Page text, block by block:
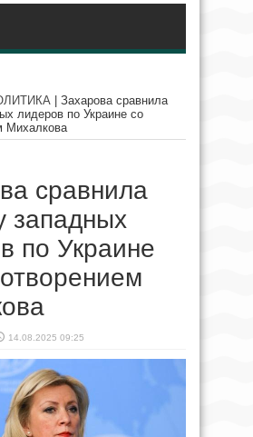
Захарова сравнила
лидеров по Украине со
Михалкова
сравнила
западных
по Украине
14.08.2025 09:25